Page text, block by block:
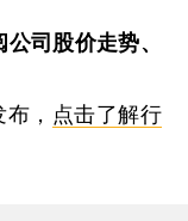
公司股价走势、
， 点击了解行